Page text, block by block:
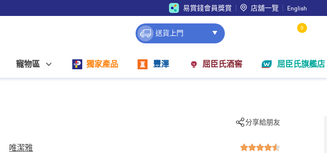
易賞錢會員獎賞 店舖一覽 English
送貨上門
0
寵物區 獨家產品 豐澤 屈臣氏酒窖 屈臣氏旗艦店
分享給朋友
唯潔雅